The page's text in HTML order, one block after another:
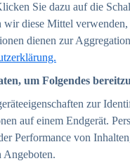
Sie dazu auf die
diese Mittel
dienen zur
um Folgendes
zur
auf einem Endgerät.
Performance von
Angeboten.